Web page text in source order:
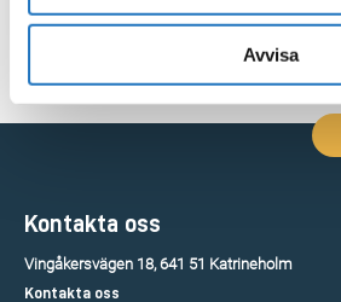
Avvisa
Kontakta oss
Vingåkersvägen 18, 641 51 Katrineholm
Kontakta oss